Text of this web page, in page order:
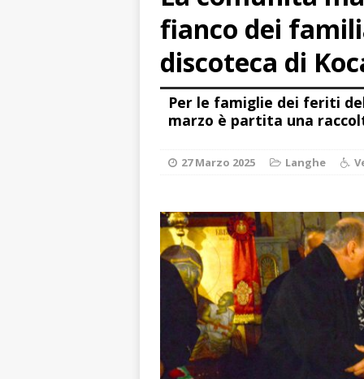
paese attivo
[ 8 Agosto 2026 ]
[ 8 Agosto 2026
LANGHE
fiducia dei clienti
[ 8 Agosto 2026
rotatoria
fianco dei
discoteca di
Per le famiglie dei feriti
marzo è partita una
27 Marzo 2025 Langhe